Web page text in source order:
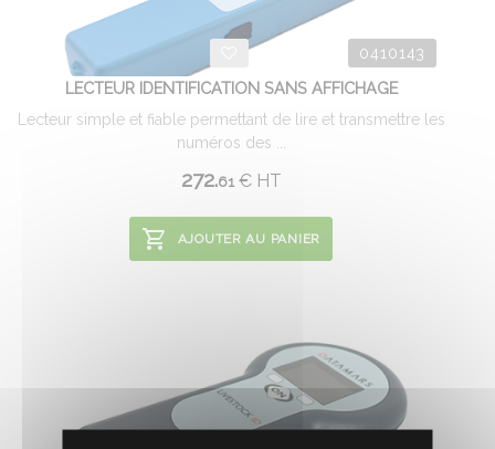
0410143
LECTEUR IDENTIFICATION SANS AFFICHAGE
Lecteur simple et fiable permettant de lire et transmettre les
numéros des ...
272.61 €HT
AJOUTER AU PANIER